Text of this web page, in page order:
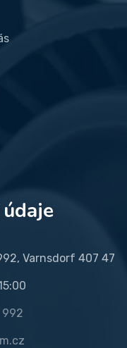
Varnsdorf 407 47
992